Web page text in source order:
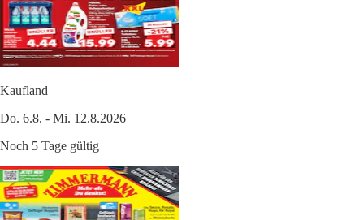
Kaufland
Do. 6.8. - Mi. 12.8.2026
Noch 5 Tage gültig